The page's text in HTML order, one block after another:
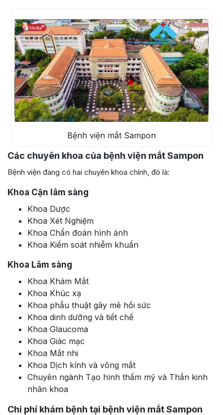
Bệnh viện mắt Sampon
Các chuyên khoa của bệnh viện mắt Sampon
Bệnh viện đang có hai chuyên khoa chính, đó là:
Khoa Cận lâm sàng
Khoa Dược
Khoa Xét Nghiệm
Khoa Chẩn đoán hình ảnh
Khoa Kiểm soát nhiễm khuẩn
Khoa Lâm sàng
Khoa Khám Mắt
Khoa Khúc xạ
Khoa phẫu thuật gây mê hồi sức
Khoa dinh dưỡng và tiết chế
Khoa Glaucoma
Khoa Giác mạc
Khoa Mắt nhi
Khoa Dịch kính và võng mắt
Chuyên ngành Tạo hình thẩm mỹ và Thần kinh
nhãn khoa
Chi phí khám bệnh tại bệnh viện mắt Sampon